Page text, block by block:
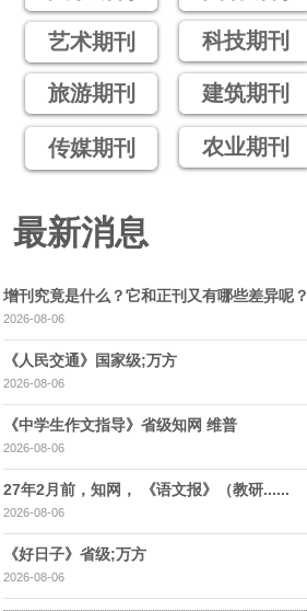
艺术期刊
旅游期刊
传媒期刊
科技期刊
建筑期刊
农业期刊
最新消息
增刊究竟是什么？它和正刊又有哪些差异呢？
2026-08-06
《人民交通》国家级;万方
2026-08-06
《中学生作文指导》省级知网 维普
2026-08-06
27年2月前，知网， 《语文报》（教研......
2026-08-06
《好日子》省级;万方
2026-08-06